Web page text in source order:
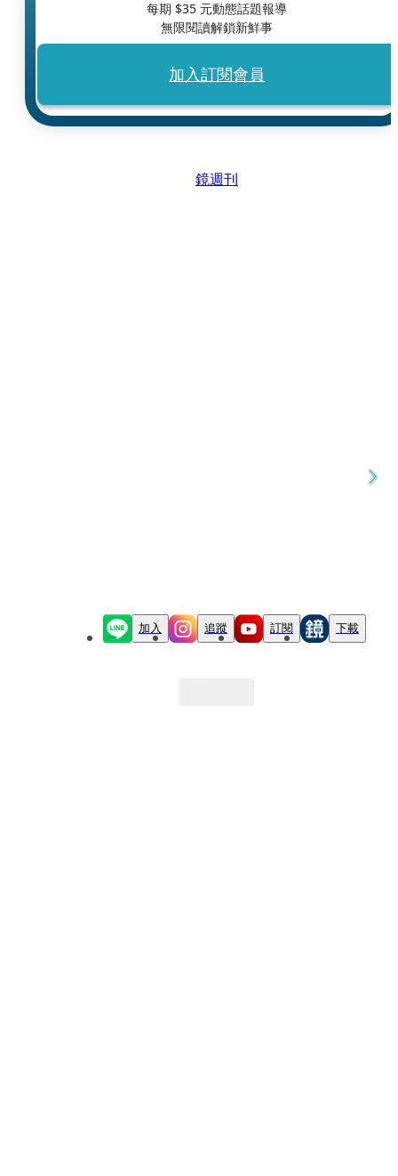
每期 $35 元動態話題報導
無限閱讀解鎖新鮮事
加入訂閱會員
鏡週刊
加入 追蹤 訂閱 下載